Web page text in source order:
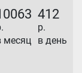
месяц
412
р.
в день